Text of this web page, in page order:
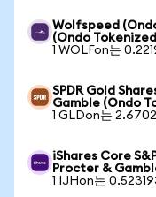
Wolfspeed
(Ondo
1 WOLFon는
SPDR Gold
Gamble (Ondo
1 GLDon는
iShares Core
Procter &
1 IJHon는